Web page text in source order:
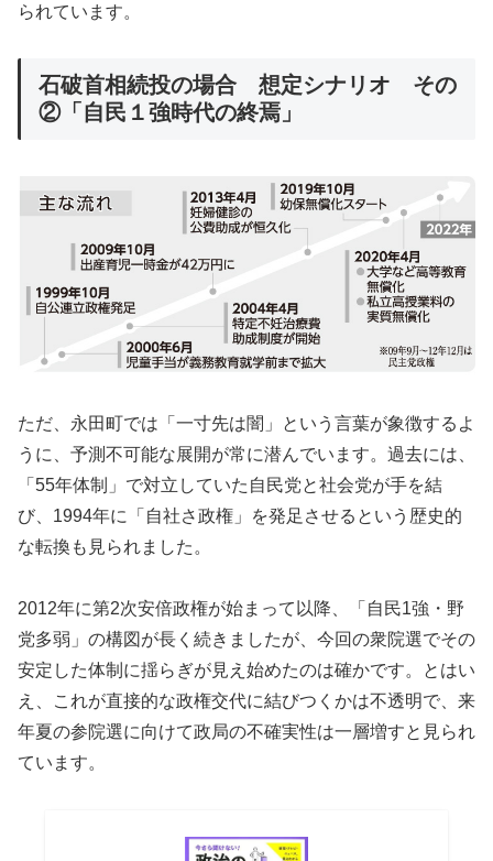
られています。
石破首相続投の場合 想定シナリオ その
②「自民１強時代の終焉」
ただ、永田町では「一寸先は闇」という言葉が象徴するよ
うに、予測不可能な展開が常に潜んでいます。過去には、
「55年体制」で対立していた自民党と社会党が手を結
び、1994年に「自社さ政権」を発足させるという歴史的
な転換も見られました。
2012年に第2次安倍政権が始まって以降、「自民1強・野
党多弱」の構図が長く続きましたが、今回の衆院選でその
安定した体制に揺らぎが見え始めたのは確かです。とはい
え、これが直接的な政権交代に結びつくかは不透明で、来
年夏の参院選に向けて政局の不確実性は一層増すと見られ
ています。